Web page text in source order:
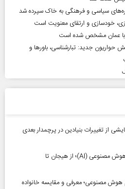
سیاسی و فرهنگی به خاک سپرده شد
خودسازی و ارتقای معنویت است
با عمان مشخص شده است
حواریون جدید: تبارشناسی، باور‌ها و
پیش‌نمایشی از تغییرات بنیادین در پرچمدار بعدی
رشد خیره‌کننده بازار توکن‌های هوش مصنوعی (AI)؛ از هیجان تا
هوش مصنوعی؛ معرفی و مقایسه خانواده